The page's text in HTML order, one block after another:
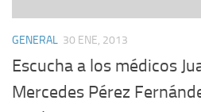
GENERAL 30 ENE, 2013
Escucha a los médicos
Mercedes Pérez